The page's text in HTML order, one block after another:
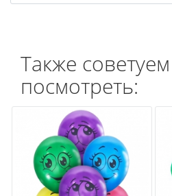
Также советуем
посмотреть: